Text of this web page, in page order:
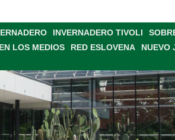
INVERNADERO TIVOLI
LOS MEDIOS RED ESLOVENA NUEVO